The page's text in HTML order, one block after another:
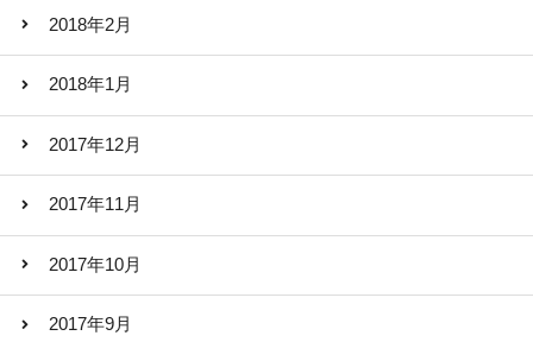
2018年2月
2018年1月
2017年12月
2017年11月
2017年10月
2017年9月